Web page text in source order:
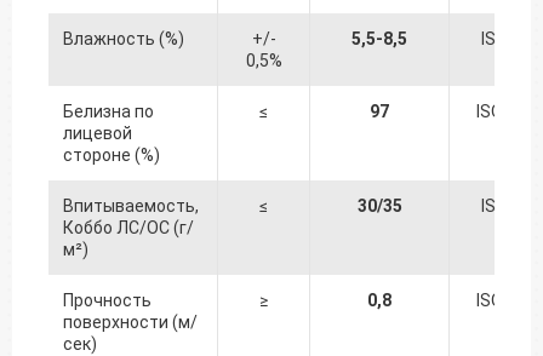
Влажность (%)
+/-
0,5%
5,5-8,5 ISO 287
Белизна по
лицевой
стороне (%)
≤ 97 ISO
Впитываемость,
Коббо ЛС/ОС (г/
м²)
≤ 30/35 ISO 535
Прочность
поверхности (м/
сек)
≥ 0,8 ISO